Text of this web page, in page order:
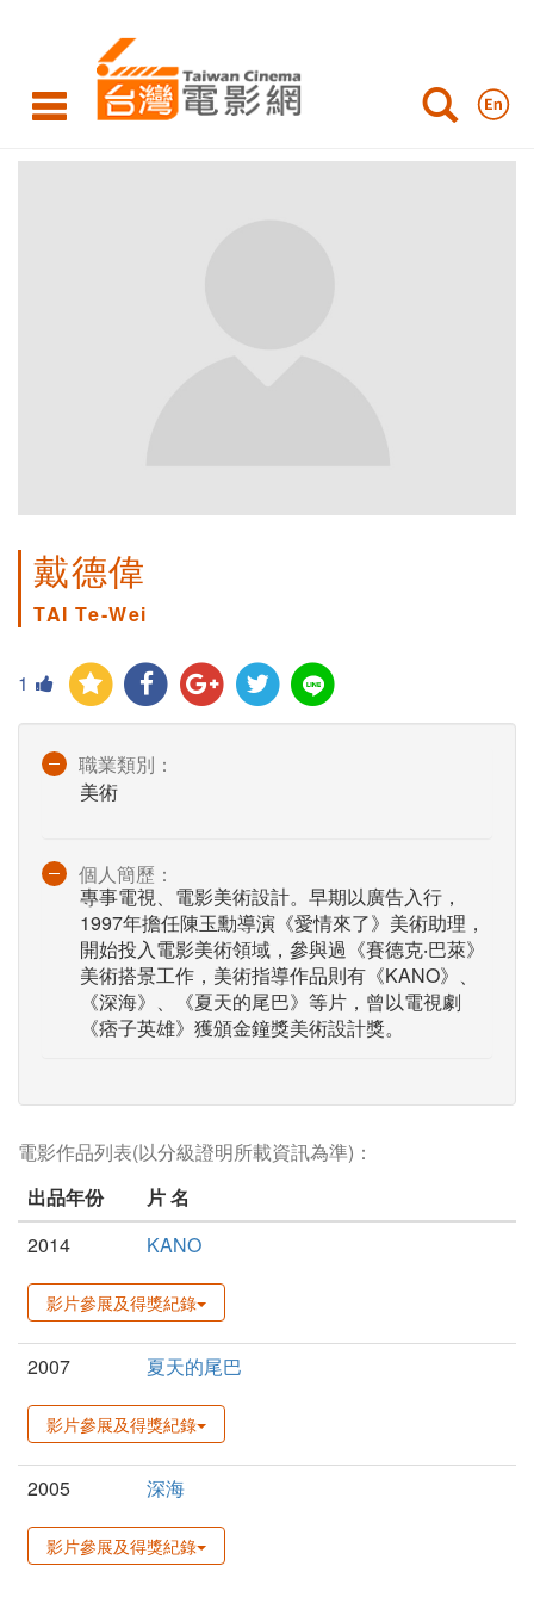
戴德偉
TAI Te-Wei
1
職業類別：
美術
個人簡歷：
專事電視、電影美術設計。早期以廣告入行，
1997年擔任陳玉勳導演《愛情來了》美術助理，
開始投入電影美術領域，參與過《賽德克‧巴萊》
美術搭景工作，美術指導作品則有《KANO》、
《深海》、《夏天的尾巴》等片，曾以電視劇
《痞子英雄》獲頒金鐘獎美術設計獎。
電影作品列表(以分級證明所載資訊為準)：
出品年份
片 名
2014
KANO
影片參展及得獎紀錄
2007 夏天的尾巴
影片參展及得獎紀錄
2005 深海
影片參展及得獎紀錄